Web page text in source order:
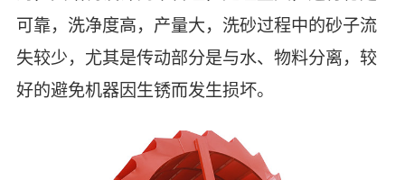
可靠，洗净度高，产量大，洗砂过程中的砂子流
失较少，尤其是传动部分是与水、物料分离，较
好的避免机器因生锈而发生损坏。